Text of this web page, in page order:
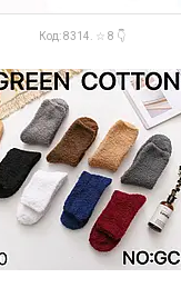
8314. ☆ 8 👇